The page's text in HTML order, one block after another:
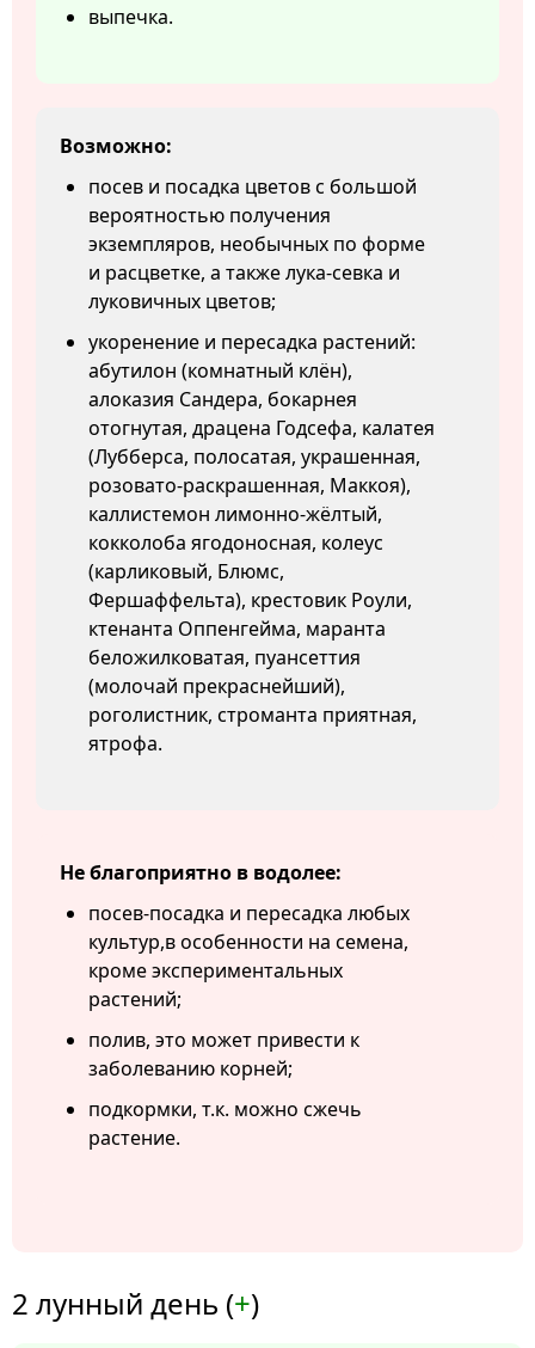
выпечка.
Возможно:
посев и посадка цветов с большой
вероятностью получения
экземпляров, необычных по форме
и расцветке, а также лука-севка и
луковичных цветов;
укоренение и пересадка растений:
абутилон (комнатный клён),
алоказия Сандера, бокарнея
отогнутая, драцена Годсефа, калатея
(Лубберса, полосатая, украшенная,
розовато-раскрашенная, Маккоя),
каллистемон лимонно-жёлтый,
кокколоба ягодоносная, колеус
(карликовый, Блюмс,
Фершаффельта), крестовик Роули,
ктенанта Оппенгейма, маранта
беложилковатая, пуансеттия
(молочай прекраснейший),
роголистник, строманта приятная,
ятрофа.
Не благоприятно в водолее:
посев-посадка и пересадка любых
культур,в особенности на семена,
кроме экспериментальных
растений;
полив, это может привести к
заболеванию корней;
подкормки, т.к. можно сжечь
растение.
2 лунный день (+)